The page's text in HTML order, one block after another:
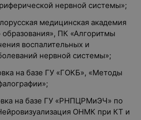
нервной системы»;
медицинская академия
ПК «Алгоритмы
воспалительных и
нервной системы»;
на базе ГУ «ГОКБ», «Методы
на базе ГУ «РНПЦРМиЭЧ» по
ОНМК при КТ и